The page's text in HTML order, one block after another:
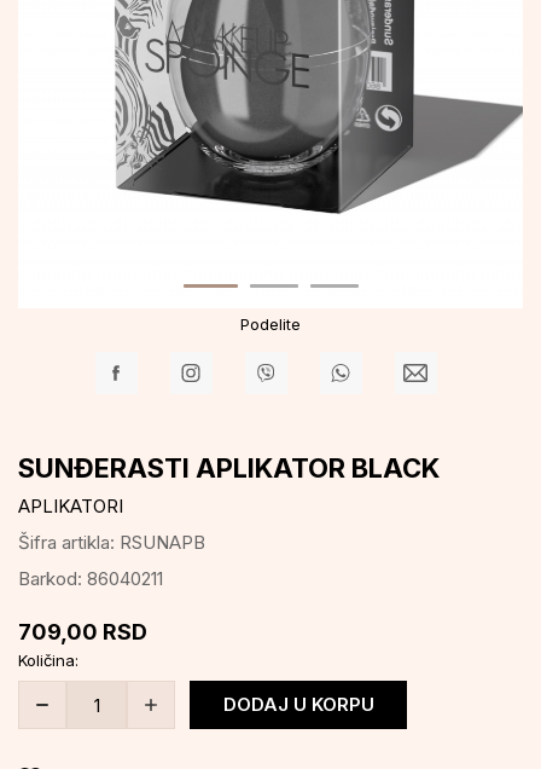
Podelite
SUNĐERASTI APLIKATOR BLACK
APLIKATORI
Šifra artikla: RSUNAPB
Barkod: 86040211
709,00 RSD
Količina:
DODAJ U KORPU